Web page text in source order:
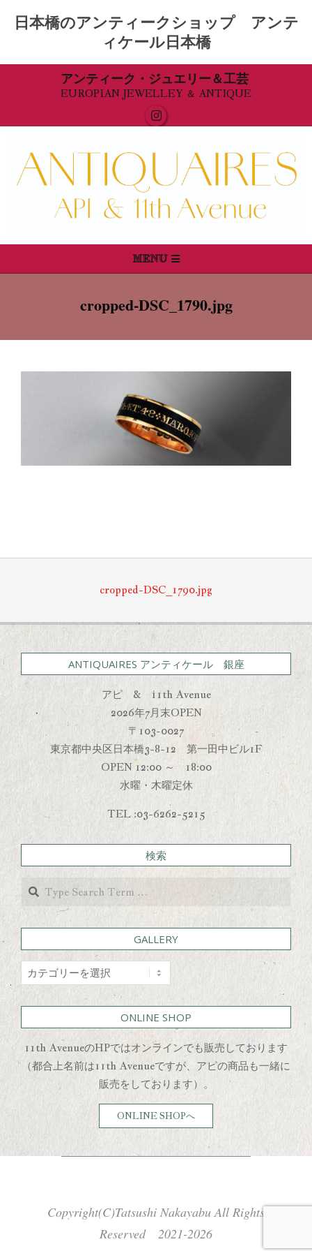
日本橋のアンティークショップ アンテ
ィケール日本橋
アンティーク・ジュエリー＆工芸
EUROPIAN JEWELLEY ＆ ANTIQUE
Navigation
MENU
cropped-DSC_1790.jpg
11-
cropped-DSC_1790.jpg
ANTIQUAIRES アンティケール 銀座
アピ & 11th Avenue
2026年7月末OPEN
〒103-0027
東京都中央区日本橋3-8-12 第一田中ビル1F
OPEN 12:00 ～ 18:00
水曜・木曜定休
TEL :03-6262-5215
検索
Search
GALLERY
GALLERY
ONLINE SHOP
11th AvenueのHPではオンラインでも販売しております
（都合上名前は11th Avenueですが、アピの商品も一緒に
販売をしております）。
ONLINE SHOPへ
Copyright(C)Tatsushi Nakayabu All Rights
Reserved 2021-2026